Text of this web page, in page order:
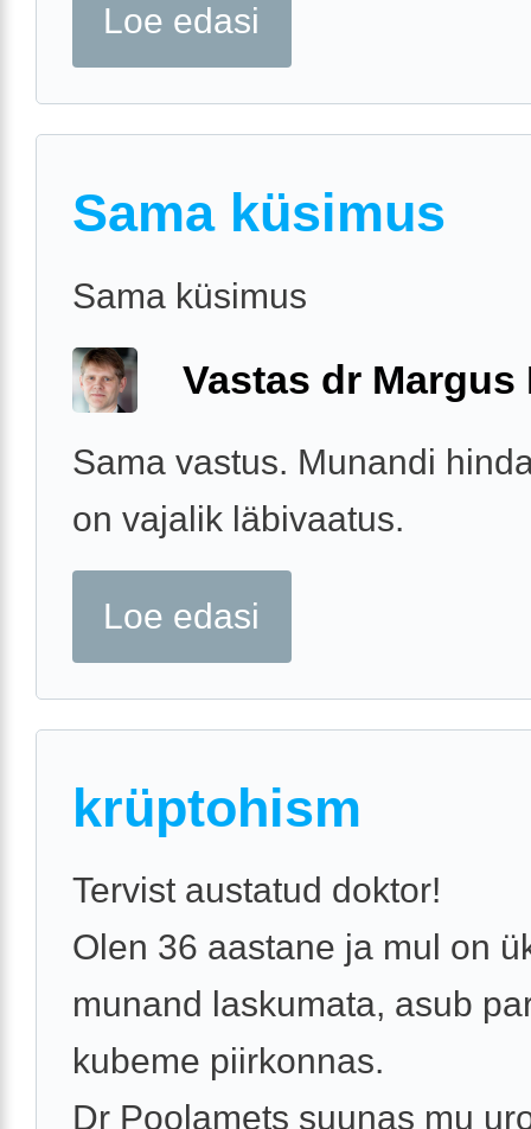
Loe edasi
Sama küsimus
Sama küsimus
Vastas dr Margus
Sama vastus. Munandi
on vajalik läbivaatus.
Loe edasi
krüptohism
Tervist austatud doktor!
Olen 36 aastane ja mul on
munand laskumata, asub
kubeme piirkonnas.
Dr Poolamets suunas mu